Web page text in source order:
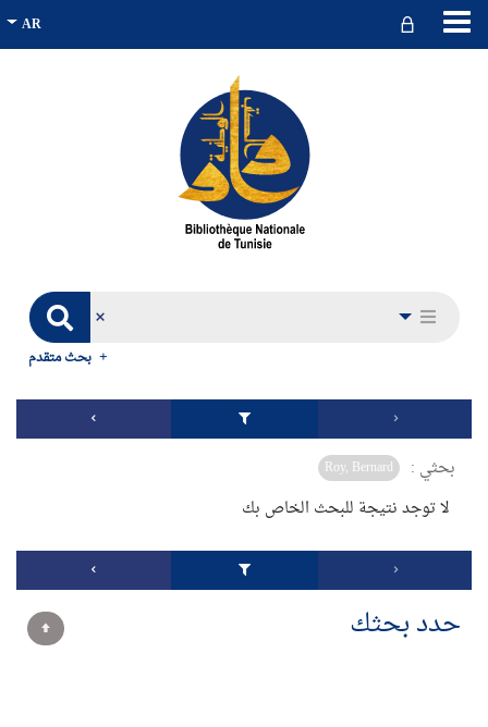
بحث متقدم
بحثي : Roy, Bernard
لا توجد نتيجة للبحث الخاص بك
حدد بحثك